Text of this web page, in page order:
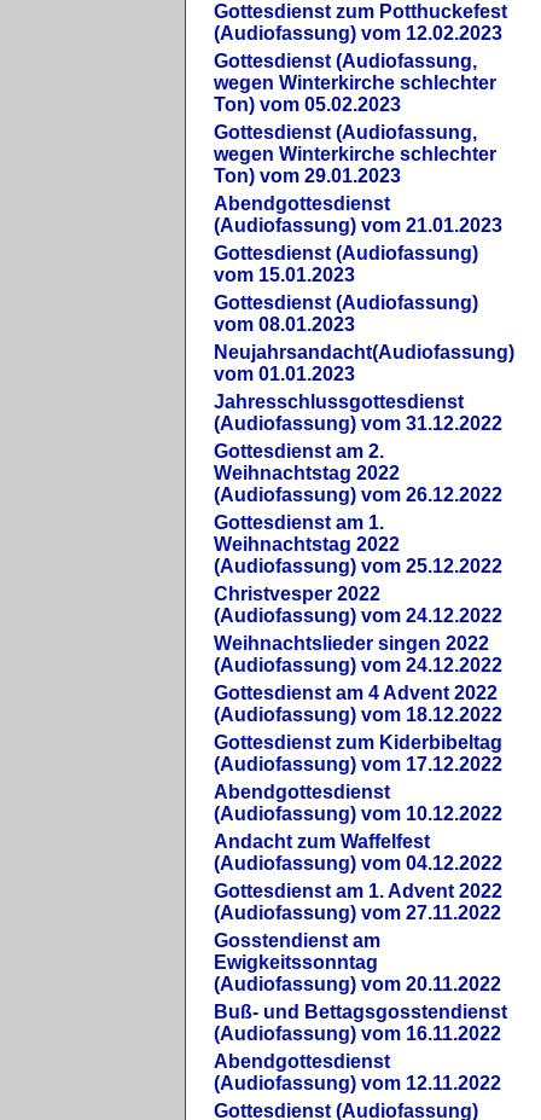
Gottesdienst zum Potthuckefest
(Audiofassung) vom 12.02.2023
Gottesdienst (Audiofassung,
wegen Winterkirche schlechter
Ton) vom 05.02.2023
Gottesdienst (Audiofassung,
wegen Winterkirche schlechter
Ton) vom 29.01.2023
Abendgottesdienst
(Audiofassung) vom 21.01.2023
Gottesdienst (Audiofassung)
vom 15.01.2023
Gottesdienst (Audiofassung)
vom 08.01.2023
Neujahrsandacht(Audiofassung)
vom 01.01.2023
Jahresschlussgottesdienst
(Audiofassung) vom 31.12.2022
Gottesdienst am 2.
Weihnachtstag 2022
(Audiofassung) vom 26.12.2022
Gottesdienst am 1.
Weihnachtstag 2022
(Audiofassung) vom 25.12.2022
Christvesper 2022
(Audiofassung) vom 24.12.2022
Weihnachtslieder singen 2022
(Audiofassung) vom 24.12.2022
Gottesdienst am 4 Advent 2022
(Audiofassung) vom 18.12.2022
Gottesdienst zum Kiderbibeltag
(Audiofassung) vom 17.12.2022
Abendgottesdienst
(Audiofassung) vom 10.12.2022
Andacht zum Waffelfest
(Audiofassung) vom 04.12.2022
Gottesdienst am 1. Advent 2022
(Audiofassung) vom 27.11.2022
Gosstendienst am
Ewigkeitssonntag
(Audiofassung) vom 20.11.2022
Buß- und Bettagsgosstendienst
(Audiofassung) vom 16.11.2022
Abendgottesdienst
(Audiofassung) vom 12.11.2022
Gottesdienst (Audiofassung)